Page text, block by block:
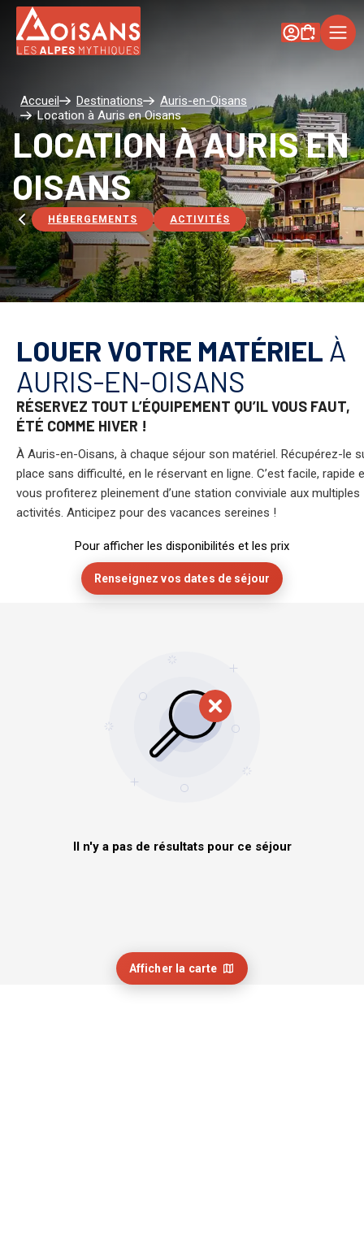
Mon Compte
HÉBERGEMENTS
ACTIVITÉS
LOCATION
DE
MATÉRIEL
DESTINATIONS
Appartemen
ts
Hôtels
Résidences
Tous nos
Accueil Destinations
Auris-en-Oisans
Location à Auris en Oisans
LOCATION À AURIS EN
OISANS
HÉBERGEMENTS ACTIVITÉS
LOUER VOTRE MATÉRIEL À
AURIS-EN-OISANS
RÉSERVEZ TOUT L’ÉQUIPEMENT QU’IL VOUS FAUT,
ÉTÉ COMME HIVER !
À Auris-en-Oisans, à chaque séjour son matériel. Récupérez-le
place sans difficulté, en le réservant en ligne. C’est facile, rapide
vous profiterez pleinement d’une station conviviale aux multiples
activités. Anticipez pour des vacances sereines !
Pour afficher les disponibilités et les prix
Renseignez vos dates de séjour
Il n'y a pas de résultats pour ce séjour
Afficher la carte